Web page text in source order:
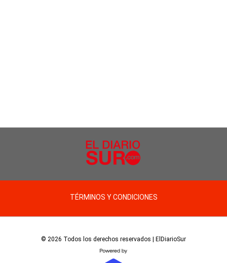
TÉRMINOS Y CONDICIONES
© 2026 Todos los derechos reservados | ElDiarioSur